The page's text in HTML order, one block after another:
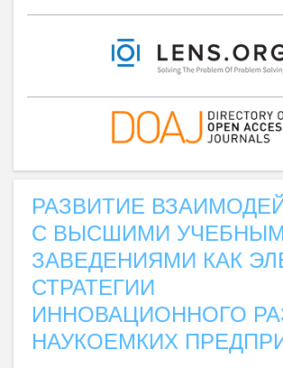
РАЗВИТИЕ
С ВЫСШИМИ
ЗАВЕДЕНИЯМИ КАК
СТРАТЕГИИ
ИННОВАЦИОННОГО
НАУКОЕМКИХ